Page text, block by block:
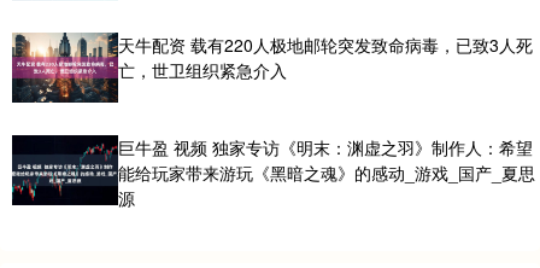
天牛配资 载有220人极地邮轮突发致命病毒，已致3人死
亡，世卫组织紧急介入
巨牛盈 视频 独家专访《明末：渊虚之羽》制作人：希望
能给玩家带来游玩《黑暗之魂》的感动_游戏_国产_夏思
源